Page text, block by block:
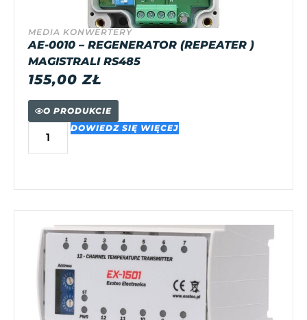
MEDIA KONWERTERY
AE-0010 – REGENERATOR (REPEATER )
MAGISTRALI RS485
155,00ZŁ
O PRODUKCIE
DOWIEDZ SIĘ WIĘCEJ